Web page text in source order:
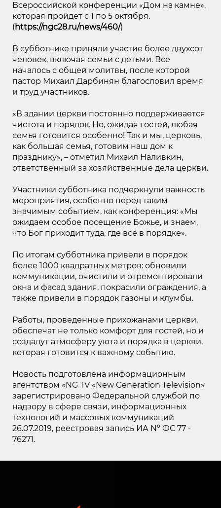
Всероссийской конференции «Дом на камне»,
которая пройдет с 1 по 5 октября.
( https://ngc28.ru/news/460/)
В субботнике приняли участие более двухсот
человек, включая семьи с детьми. Все
началось с общей молитвы, после которой
пастор Михаил Дарбинян благословил время
и труд участников.
«В здании церкви постоянно поддерживается
чистота и порядок. Но, ожидая гостей, любая
семья готовится особенно! Так и мы, церковь,
как большая семья, готовим наш дом к
празднику», – отметил Михаил Наливкин,
ответственный за хозяйственные дела церкви.
Участники субботника подчеркнули важность
мероприятия, особенно перед таким
значимым событием, как конференция: «Мы
ожидаем особое посещение Божье, и знаем,
что Бог приходит туда, где всё в порядке».
По итогам субботника привели в порядок
более 1000 квадратных метров: обновили
коммуникации, очистили и отремонтировали
окна и фасад здания, покрасили ограждения, а
также привели в порядок газоны и клумбы.
Работы, проведенные прихожанами церкви,
обеспечат не только комфорт для гостей, но и
создадут атмосферу уюта и порядка в церкви,
которая готовится к важному событию.
Новость подготовлена информационным
агентством «NG TV «New Generation Television»
зарегистрировано Федеральной службой по
надзору в сфере связи, информационных
технологий и массовых коммуникаций
26.07.2019, реестровая запись ИА Nº ФС 77 -
76271.